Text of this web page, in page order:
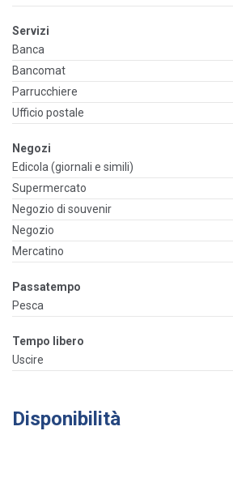
Servizi
Banca
Bancomat
Parrucchiere
Ufficio postale
Negozi
Edicola (giornali e simili)
Supermercato
Negozio di souvenir
Negozio
Mercatino
Passatempo
Pesca
Tempo libero
Uscire
Disponibilità